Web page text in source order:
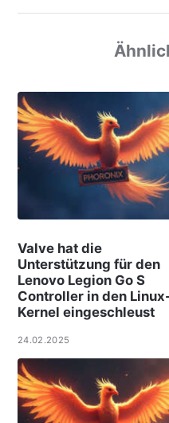
Valve hat die
Unterstützung für den
Lenovo Legion Go S
Controller in den
Kernel eingeschleust
24.02.2025